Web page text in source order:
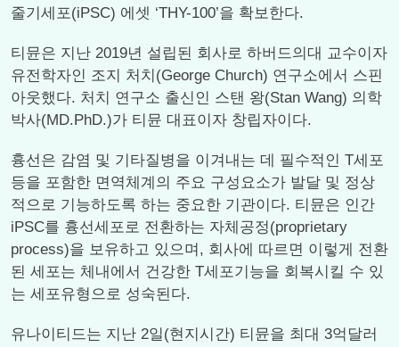
줄기세포(iPSC) 에셋 ‘THY-100’을 확보한다.
티뮨은 지난 2019년 설립된 회사로 하버드의대 교수이자
유전학자인 조지 처치(George Church) 연구소에서 스핀
아웃했다. 처치 연구소 출신인 스탠 왕(Stan Wang) 의학
박사(MD.PhD.)가 티뮨 대표이자 창립자이다.
흉선은 감염 및 기타질병을 이겨내는 데 필수적인 T세포
등을 포함한 면역체계의 주요 구성요소가 발달 및 정상
적으로 기능하도록 하는 중요한 기관이다. 티뮨은 인간
iPSC를 흉선세포로 전환하는 자체공정(proprietary
process)을 보유하고 있으며, 회사에 따르면 이렇게 전환
된 세포는 체내에서 건강한 T세포기능을 회복시킬 수 있
는 세포유형으로 성숙된다.
유나이티드는 지난 2일(현지시간) 티뮨을 최대 3억달러